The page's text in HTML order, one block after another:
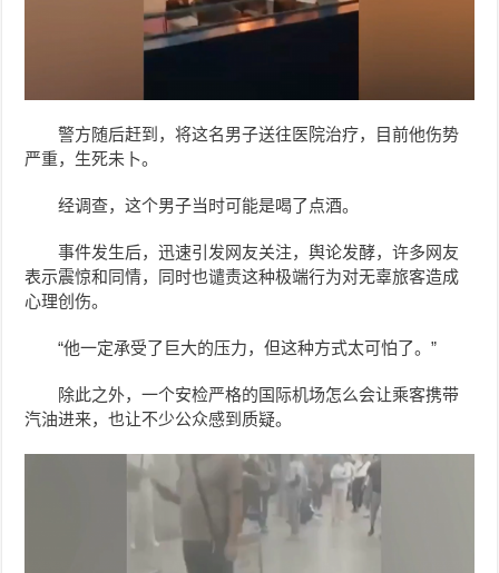
警方随后赶到，将这名男子送往医院治疗，目前他伤势
严重，生死未卜。
经调查，这个男子当时可能是喝了点酒。
事件发生后，迅速引发网友关注，舆论发酵，许多网友
表示震惊和同情，同时也谴责这种极端行为对无辜旅客造成
心理创伤。
“他一定承受了巨大的压力，但这种方式太可怕了。”
除此之外，一个安检严格的国际机场怎么会让乘客携带
汽油进来，也让不少公众感到质疑。